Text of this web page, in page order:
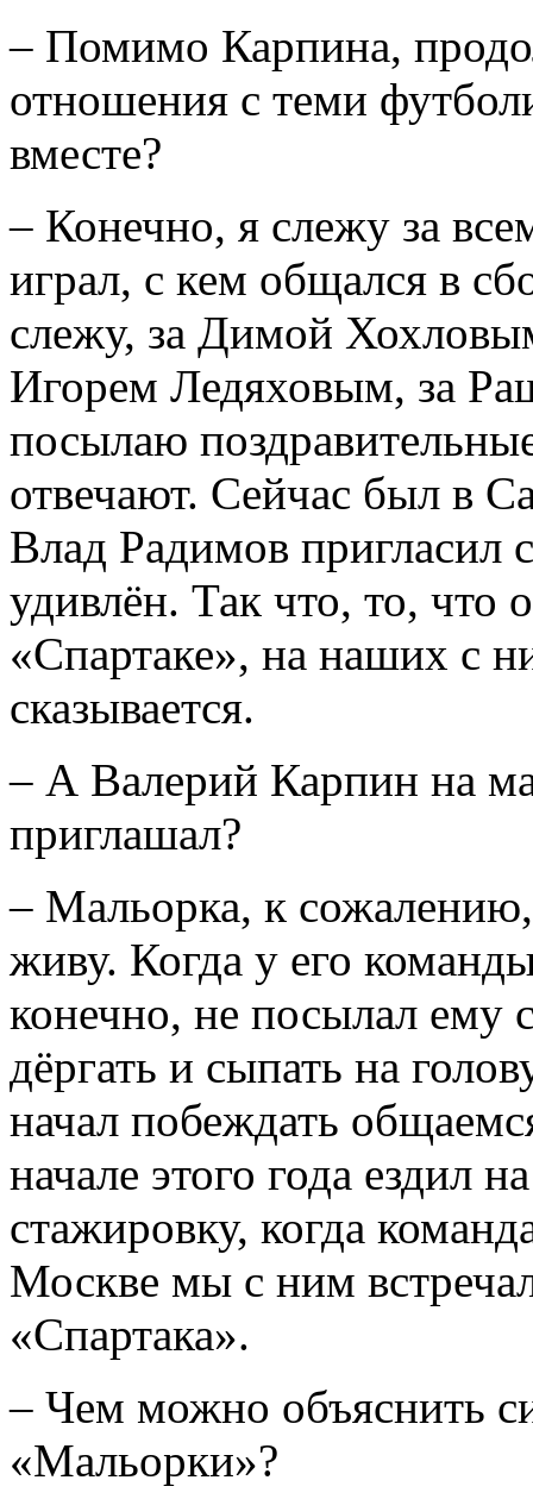
– Помимо Карпина,
отношения с теми
вместе?
– Конечно, я слежу за
играл, с кем общался в
слежу, за Димой
Игорем Ледяховым, за
посылаю
отвечают. Сейчас был в
Влад Радимов пригласил
удивлён. Так что, то,
«Спартаке», на наших с
сказывается.
– А Валерий Карпин на
приглашал?
– Мальорка, к сожалению,
живу. Когда у его
конечно, не посылал ему
дёргать и сыпать на
начал побеждать
начале этого года ездил
стажировку, когда
Москве мы с ним
«Спартака».
– Чем можно объяснить
«Мальорки»?